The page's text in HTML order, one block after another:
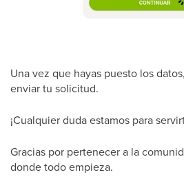
Una vez que hayas puesto los
enviar tu solicitud.
¡Cualquier duda estamos para
Gracias por pertenecer a la
donde todo empieza.